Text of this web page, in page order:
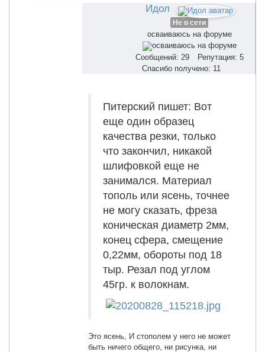
Идол
Не в сети
осваиваюсь на форуме
Сообщений: 29
Репутация: 5
Спасибо получено: 11
Питерский пишет: Вот
еще один образец
качества резки, только
что закончил, никакой
шлифовкой еще не
занимался. Материал
тополь или ясень, точнее
не могу сказать, фреза
коническая диаметр 2мм,
конец сфера, смещение
0,22мм, обороты под 18
тыр. Резал под углом
45гр. к волокнам.
Это ясень, И стополем у него не может
быть ничего общего, ни рисунка, ни